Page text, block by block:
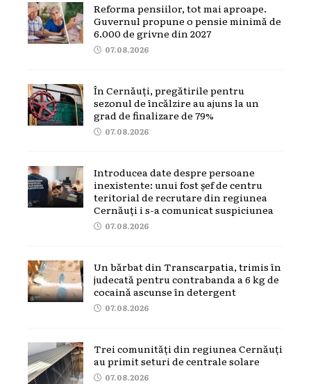
Reforma pensiilor, tot mai aproape.
Guvernul propune o pensie minimă de
6.000 de grivne din 2027
07.08.2026
În Cernăuți, pregătirile pentru
sezonul de încălzire au ajuns la un
grad de finalizare de 79%
07.08.2026
Introducea date despre persoane
inexistente: unui fost șef de centru
teritorial de recrutare din regiunea
Cernăuți i s-a comunicat suspiciunea
07.08.2026
Un bărbat din Transcarpatia, trimis în
judecată pentru contrabanda a 6 kg de
cocaină ascunse în detergent
07.08.2026
Trei comunități din regiunea Cernăuți
au primit seturi de centrale solare
07.08.2026